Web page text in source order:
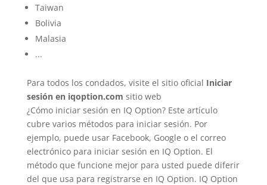
Taiwan
Bolivia
Malasia
...
Para todos los condados, visite el sitio oficial Iniciar
sesión en iqoption.com sitio web
¿Cómo iniciar sesión en IQ Option? Este artículo
cubre varios métodos para iniciar sesión. Por
ejemplo, puede usar Facebook, Google o el correo
electrónico para iniciar sesión en IQ Option. El
método que funcione mejor para usted puede diferir
del que usa para registrarse en IQ Option. IQ Option